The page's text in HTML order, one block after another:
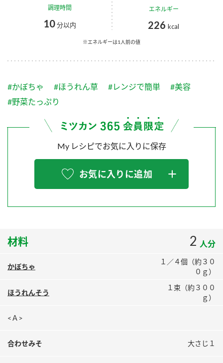
スープ 中華
ふりかけ おすしの素
炊き込みご飯の素 米飯用調味液
Fibee
つゆ
納豆のサイト
三ツ判山吹
スペシャルサイト
お酢を知ろう！
すしラボ
納豆の豆知識
ロングセラー商品 ＋ おすすめレシピ
企業理念
ミツカンの歴史
ミツカンを知る
環境への取り組み
MIM（ミツカンミュージアム）
お客様相談センター
お客様の声をいかしました
販売終了製品のご案内
よくあるご質問
ミツカン公式通販
調理時間
10分以内
エネルギー
226 kcal
※エネルギーは1人前の値
#かぼちゃ #ほうれん草 #レンジで簡単
#美容
#野菜たっぷり
My レシピでお気に入りに保存
お気に入りに追加
材料 2 人分
かぼちゃ
１／４個（約３０
０ｇ）
ほうれんそう
１束（約３００
ｇ）
<Ａ>
合わせみそ 大さじ１